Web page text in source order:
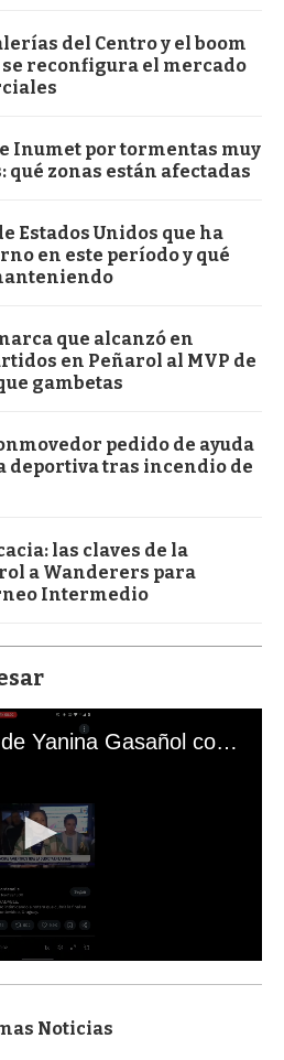
del Centro y el boom
se reconfigura el mercado
Inumet por tormentas muy
qué zonas están afectadas
Estados Unidos que ha
en este período y qué
que alcanzó en
en Peñarol al MVP de
gambetas
pedido de ayuda
deportiva tras incendio de
las claves de la
a Wanderers para
Intermedio
El mal momento de Yanina Gasañol con un hincha argentino en "Subrayado"
Noticias